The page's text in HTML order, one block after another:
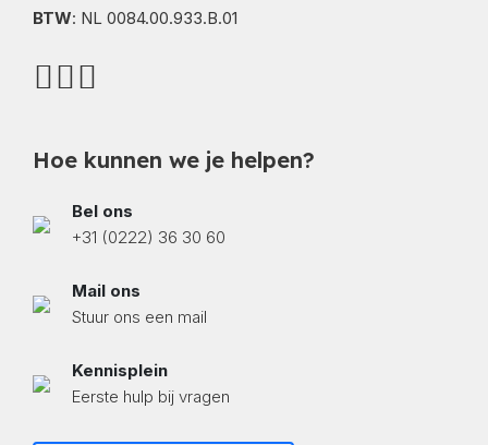
BTW: NL 0084.00.933.B.01
Hoe kunnen we je helpen?
Bel ons
+31 (0222) 36 30 60
Mail ons
Stuur ons een mail
Kennisplein
Eerste hulp bij vragen